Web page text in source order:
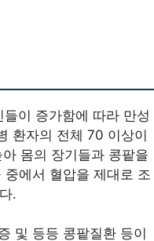
이 증가함에 따라 만성
환자의 전체 70 이상이
몸의 장기들과 콩팥을
에서 혈압을 제대로 조
.
및 등등 콩팥질환 등이